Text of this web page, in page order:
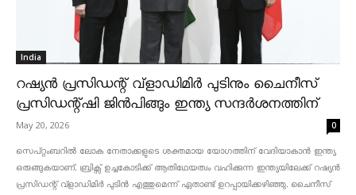
India
റഷ്യൻ പ്രസിഡന്റ് വ്‌ളാഡിമിർ പുടിനും ചൈനീസ്
പ്രസിഡന്റ്ഷി ജിൻപിങ്ങും ഇന്ത്യ സന്ദർശനത്തിന്
May 20, 2026 0
സെപ്റ്റംബറിൽ ലോക നേതാക്കളുടെ ശക്തമായ യോഗത്തിന് വേദിയാകാൻ ഇന്ത്യ
ഒരുങ്ങുകയാണ്. ബ്രിക്സ് ഉച്ചകോടിക്ക് ആതിഥേയത്വം വഹിക്കുന്ന ഇന്ത്യയിലേക്ക് റഷ്യൻ
പ്രസിഡന്റ് വ്‌ളാഡിമിർ പുടിൻ എത്തുമെന്ന് ഏതാണ്ട് ഉറപ്പായിക്കഴിഞ്ഞു. ചൈനീസ്